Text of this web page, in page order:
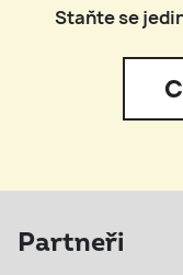
Staňte se
Partneři